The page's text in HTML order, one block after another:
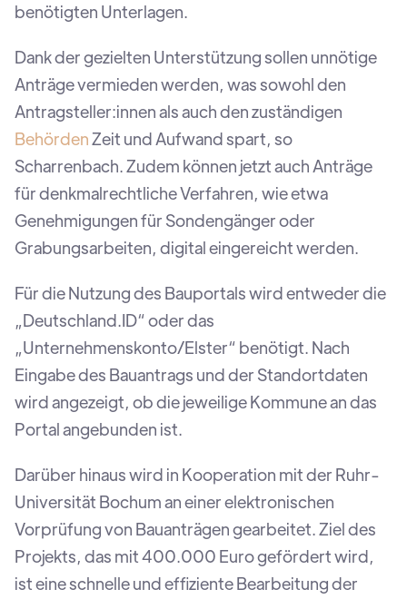
benötigten Unterlagen.
Dank der gezielten Unterstützung sollen unnötige
Anträge vermieden werden, was sowohl den
Antragsteller:innen als auch den zuständigen
BehördenZeit und Aufwand spart, so
Scharrenbach. Zudem können jetzt auch Anträge
für denkmalrechtliche Verfahren, wie etwa
Genehmigungen für Sondengänger oder
Grabungsarbeiten, digital eingereicht werden.
Für die Nutzung des Bauportals wird entweder die
„Deutschland.ID“ oder das
„Unternehmenskonto/Elster“ benötigt. Nach
Eingabe des Bauantrags und der Standortdaten
wird angezeigt, ob die jeweilige Kommune an das
Portal angebunden ist.
Darüber hinaus wird in Kooperation mit der Ruhr-
Universität Bochum an einer elektronischen
Vorprüfung von Bauanträgen gearbeitet. Ziel des
Projekts, das mit 400.000 Euro gefördert wird,
ist eine schnelle und effiziente Bearbeitung der